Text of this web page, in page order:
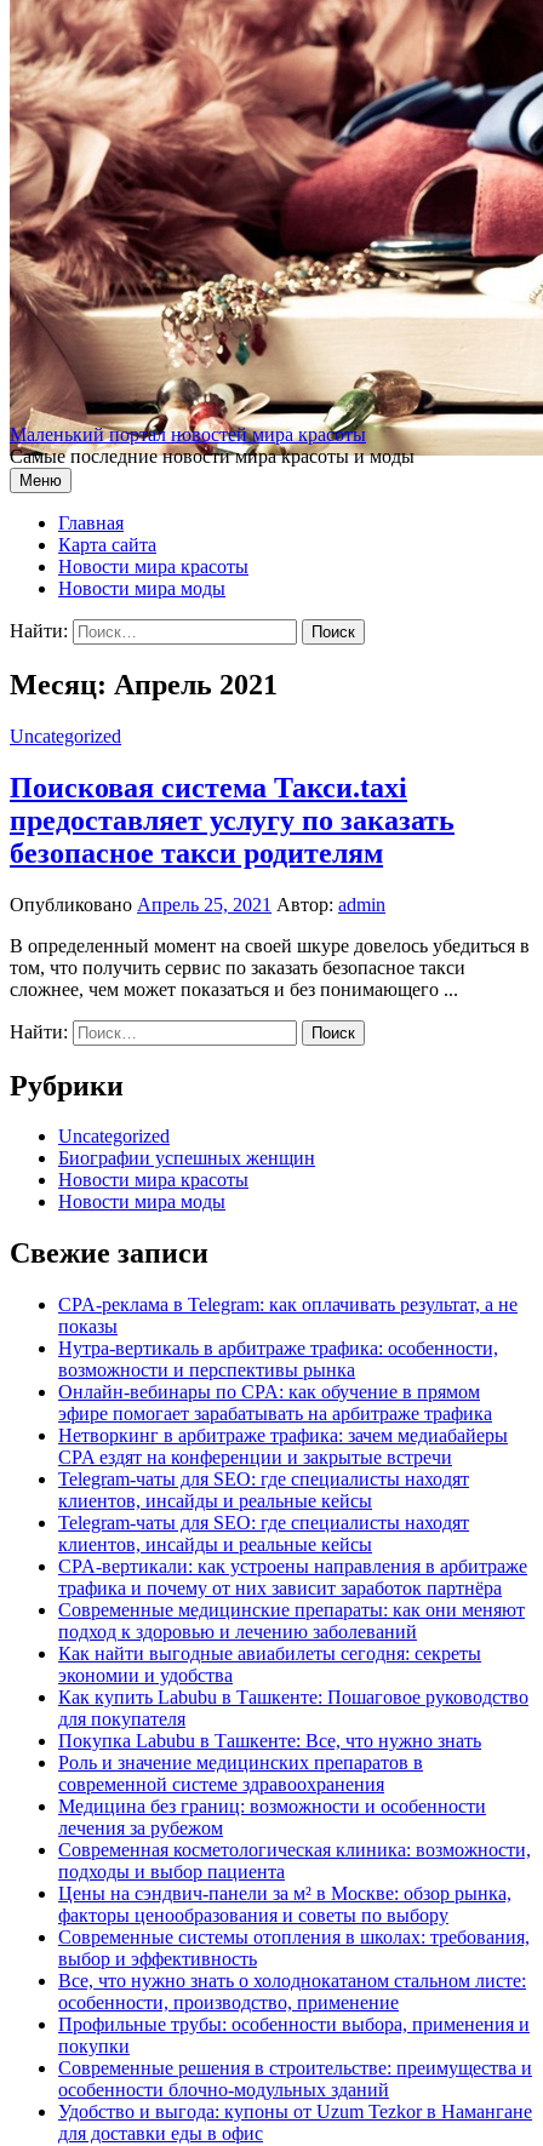
Перейти к содержимому
Маленький портал новостей мира красоты
Самые последние новости мира красоты и моды
Меню
Главная
Карта сайта
Новости мира красоты
Новости мира моды
Найти:
Месяц: Апрель 2021
Uncategorized
Поисковая система Такси.taxi
предоставляет услугу по заказать
безопасное такси родителям
Опубликовано Апрель 25, 2021 Автор: admin
В определенный момент на своей шкуре довелось убедиться в
том, что получить сервис по заказать безопасное такси
сложнее, чем может показаться и без понимающего ...
Найти:
Рубрики
Uncategorized
Биографии успешных женщин
Новости мира красоты
Новости мира моды
Свежие записи
CPA-реклама в Telegram: как оплачивать результат, а не
показы
Нутра-вертикаль в арбитраже трафика: особенности,
возможности и перспективы рынка
Онлайн-вебинары по CPA: как обучение в прямом
эфире помогает зарабатывать на арбитраже трафика
Нетворкинг в арбитраже трафика: зачем медиабайеры
CPA ездят на конференции и закрытые встречи
Telegram-чаты для SEO: где специалисты находят
клиентов, инсайды и реальные кейсы
Telegram-чаты для SEO: где специалисты находят
клиентов, инсайды и реальные кейсы
CPA-вертикали: как устроены направления в арбитраже
трафика и почему от них зависит заработок партнёра
Современные медицинские препараты: как они меняют
подход к здоровью и лечению заболеваний
Как найти выгодные авиабилеты сегодня: секреты
экономии и удобства
Как купить Labubu в Ташкенте: Пошаговое руководство
для покупателя
Покупка Labubu в Ташкенте: Все, что нужно знать
Роль и значение медицинских препаратов в
современной системе здравоохранения
Медицина без границ: возможности и особенности
лечения за рубежом
Современная косметологическая клиника: возможности,
подходы и выбор пациента
Цены на сэндвич-панели за м² в Москве: обзор рынка,
факторы ценообразования и советы по выбору
Современные системы отопления в школах: требования,
выбор и эффективность
Все, что нужно знать о холоднокатаном стальном листе:
особенности, производство, применение
Профильные трубы: особенности выбора, применения и
покупки
Современные решения в строительстве: преимущества и
особенности блочно-модульных зданий
Удобство и выгода: купоны от Uzum Tezkor в Намангане
для доставки еды в офис